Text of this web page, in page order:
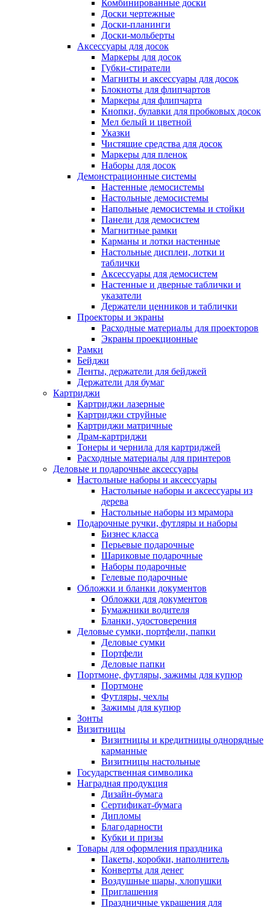
Комбинированные доски
Доски чертежные
Доски-планинги
Доски-мольберты
Аксессуары для досок
Маркеры для досок
Губки-стиратели
Магниты и аксессуары для досок
Блокноты для флипчартов
Маркеры для флипчарта
Кнопки, булавки для пробковых досок
Мел белый и цветной
Указки
Чистящие средства для досок
Маркеры для пленок
Наборы для досок
Демонстрационные системы
Настенные демосистемы
Настольные демосистемы
Напольные демосистемы и стойки
Панели для демосистем
Магнитные рамки
Карманы и лотки настенные
Настольные дисплеи, лотки и
таблички
Аксессуары для демосистем
Настенные и дверные таблички и
указатели
Держатели ценников и таблички
Проекторы и экраны
Расходные материалы для проекторов
Экраны проекционные
Рамки
Бейджи
Ленты, держатели для бейджей
Держатели для бумаг
Картриджи
Картриджи лазерные
Картриджи струйные
Картриджи матричные
Драм-картриджи
Тонеры и чернила для картриджей
Расходные материалы для принтеров
Деловые и подарочные аксессуары
Настольные наборы и аксессуары
Настольные наборы и аксессуары из
дерева
Настольные наборы из мрамора
Подарочные ручки, футляры и наборы
Бизнес класса
Перьевые подарочные
Шариковые подарочные
Наборы подарочные
Гелевые подарочные
Обложки и бланки документов
Обложки для документов
Бумажники водителя
Бланки, удостоверения
Деловые сумки, портфели, папки
Деловые сумки
Портфели
Деловые папки
Портмоне, футляры, зажимы для купюр
Портмоне
Футляры, чехлы
Зажимы для купюр
Зонты
Визитницы
Визитницы и кредитницы однорядные
карманные
Визитницы настольные
Государственная символика
Наградная продукция
Дизайн-бумага
Сертификат-бумага
Дипломы
Благодарности
Кубки и призы
Товары для оформления праздника
Пакеты, коробки, наполнитель
Конверты для денег
Воздушные шары, хлопушки
Приглашения
Праздничные украшения для